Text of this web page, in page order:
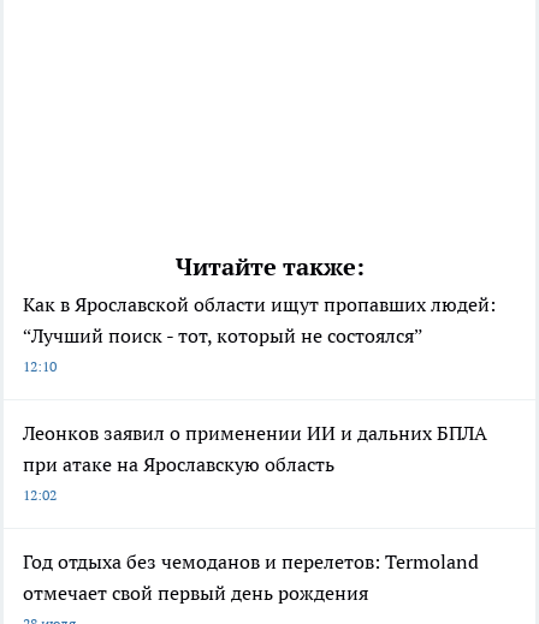
Читайте также:
Как в Ярославской области ищут пропавших людей:
“Лучший поиск - тот, который не состоялся”
12:10
Леонков заявил о применении ИИ и дальних БПЛА
при атаке на Ярославскую область
12:02
Год отдыха без чемоданов и перелетов: Termoland
отмечает свой первый день рождения